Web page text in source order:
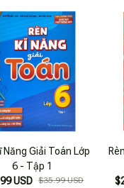
Năng Giải Toán Lớp
6 - Tập 1
USD $35.99 USD